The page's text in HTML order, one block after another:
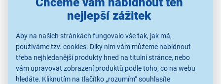
nejlepší zážitek
Aby na našich stránkách fungovalo vše tak, jak má,
používáme tzv. cookies. Díky nim vám můžeme nabídnout
třeba nejhledanější produkty hned na titulní stránce, nebo
vám upravovat zobrazení produktů podle toho, co na webu
hledáte. Kliknutím na tlačítko „rozumím“ souhlasíte
Balkónový set Fieldmann Bella FDZN
5002